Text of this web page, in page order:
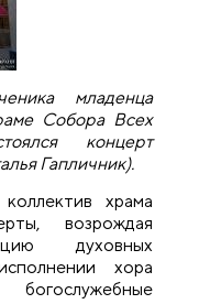
младенца
Собора Всех
концерт
Гапличник).
храма
возрождая
духовных
хора